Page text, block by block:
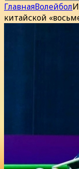
ГлавнаяВолейбол
китайской